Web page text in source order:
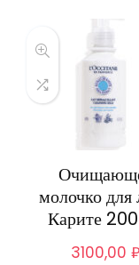
молочко для
Карите
3100,00 ₽